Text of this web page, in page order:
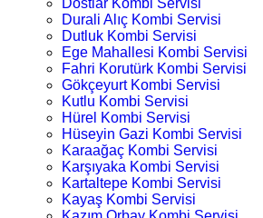
Dostlar Kombi Servisi
Durali Alıç Kombi Servisi
Dutluk Kombi Servisi
Ege Mahallesi Kombi Servisi
Fahri Korutürk Kombi Servisi
Gökçeyurt Kombi Servisi
Kutlu Kombi Servisi
Hürel Kombi Servisi
Hüseyin Gazi Kombi Servisi
Karaağaç Kombi Servisi
Karşıyaka Kombi Servisi
Kartaltepe Kombi Servisi
Kayaş Kombi Servisi